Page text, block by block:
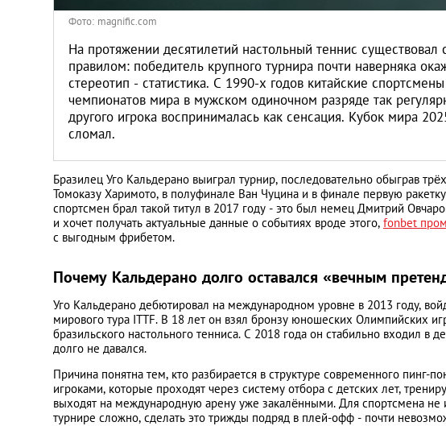
Санкт-Петербург
Фото: magnific.com
На протяжении десятилетий настольный теннис
правилом: победитель крупного турнира почти наверняка
стереотип - статистика. С 1990-х годов китайские
чемпионатов мира в мужском одиночном разряде так
другого игрока воспринималась как сенсация. Кубок мира
сломал.
Бразилец Уго Кальдерано выиграл турнир, последовательно обыграв
Томоказу Харимото, в полуфинале Ван Чуцина и в финале первую
спортсмен брал такой титул в 2017 году - это был немец Дмитрий
и хочет получать актуальные данные о событиях вроде этого, fonbet
с выгодным фрибетом.
Почему Кальдерано долго оставался «вечным
Уго Кальдерано дебютировал на международном уровне в 2013 году,
мирового тура ITTF. В 18 лет он взял бронзу юношеских Олимпийских
бразильского настольного тенниса. С 2018 года он стабильно входил в
долго не давался.
Причина понятна тем, кто разбирается в структуре современного пинг-
игроками, которые проходят через систему отбора с детских лет,
выходят на международную арену уже закалёнными. Для спортсмена не
турнире сложно, сделать это трижды подряд в плей-офф - почти